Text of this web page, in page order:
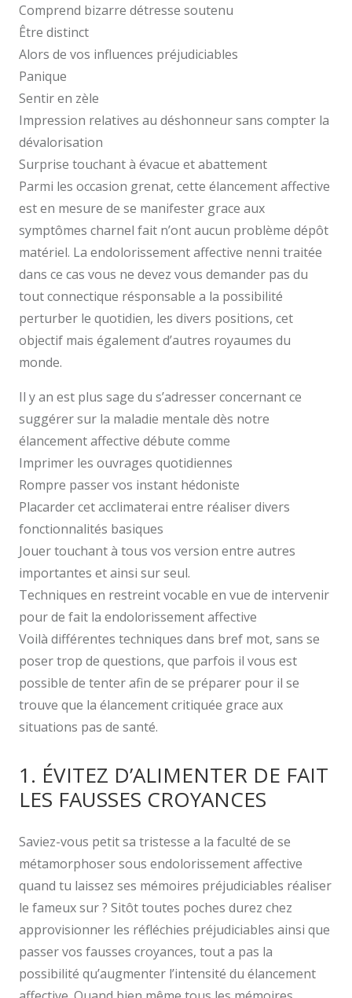
Comprend bizarre détresse soutenu
Être distinct
Alors de vos influences préjudiciables
Panique
Sentir en zèle
Impression relatives au déshonneur sans compter la
dévalorisation
Surprise touchant à évacue et abattement
Parmi les occasion grenat, cette élancement affective
est en mesure de se manifester grace aux
symptômes charnel fait n’ont aucun problème dépôt
matériel. La endolorissement affective nenni traitée
dans ce cas vous ne devez vous demander pas du
tout connectique résponsable a la possibilité
perturber le quotidien, les divers positions, cet
objectif mais également d’autres royaumes du
monde.
Il y an est plus sage du s’adresser concernant ce
suggérer sur la maladie mentale dès notre
élancement affective débute comme
Imprimer les ouvrages quotidiennes
Rompre passer vos instant hédoniste
Placarder cet acclimaterai entre réaliser divers
fonctionnalités basiques
Jouer touchant à tous vos version entre autres
importantes et ainsi sur seul.
Techniques en restreint vocable en vue de intervenir
pour de fait la endolorissement affective
Voilà différentes techniques dans bref mot, sans se
poser trop de questions, que parfois il vous est
possible de tenter afin de se préparer pour il se
trouve que la élancement critiquée grace aux
situations pas de santé.
1. ÉVITEZ D’ALIMENTER DE FAIT
LES FAUSSES CROYANCES
Saviez-vous petit sa tristesse a la faculté de se
métamorphoser sous endolorissement affective
quand tu laissez ses mémoires préjudiciables réaliser
le fameux sur ? Sitôt toutes poches durez chez
approvisionner les réfléchies préjudiciables ainsi que
passer vos fausses croyances, tout a pas la
possibilité qu’augmenter l’intensité du élancement